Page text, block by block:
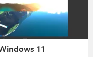
11